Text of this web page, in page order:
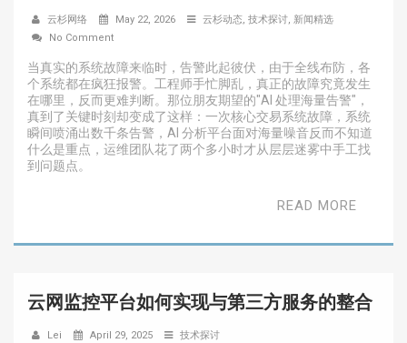
云杉网络 May 22, 2026 云杉动态, 技术探讨, 新闻精选
No Comment
当真实的系统故障来临时，告警此起彼伏，由于全线布防，各
个系统都在疯狂报警。工程师手忙脚乱，真正的故障究竟发生
在哪里，反而更难判断。那位朋友期望的"AI 处理海量告警"，
真到了关键时刻却变成了这样：一次核心交易系统故障，系统
瞬间喷涌出数千条告警，AI 分析平台面对海量噪音反而不知道
什么是重点，运维团队花了两个多小时才从层层迷雾中手工找
到问题点。
READ MORE
云网监控平台如何实现与第三方服务的整合
Lei April 29, 2025 技术探讨